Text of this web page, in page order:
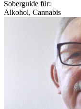
Soberguide für:
Alkohol, Cannabis